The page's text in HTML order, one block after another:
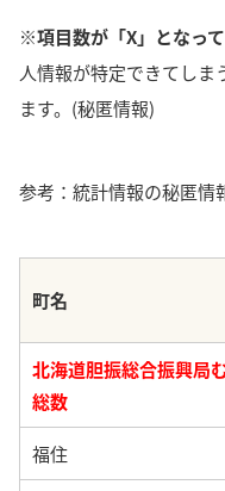
※項目数が「X」となっ
人情報が特定できてしま
ます。(秘匿情報)
参考：統計情報の秘匿情
町名
北海道胆振総合振興局
総数
福住